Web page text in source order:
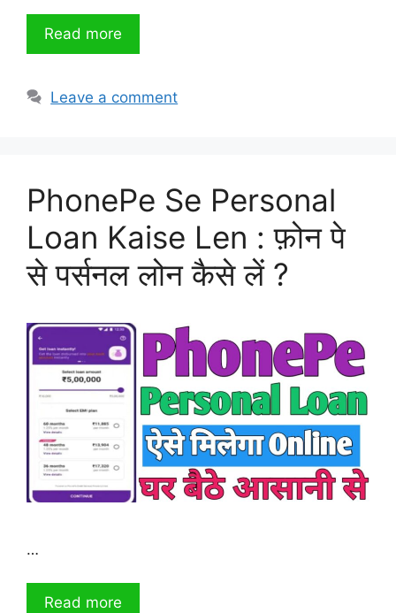
Read more
Leave a comment
PhonePe Se Personal
Loan Kaise Len : फ़ोन पे
से पर्सनल लोन कैसे लें ?
…
Read more